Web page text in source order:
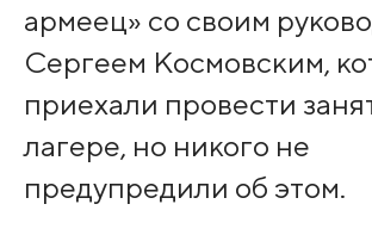
армеец» со своим
Сергеем Космовским,
приехали провести
лагере, но никого не
предупредили об этом.